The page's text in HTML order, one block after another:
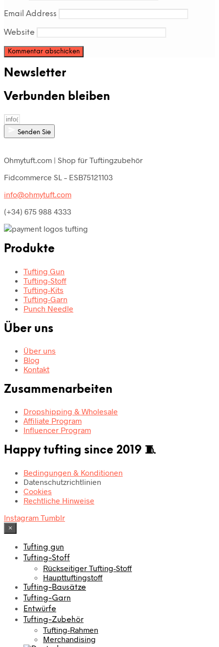
Email Address
Website
Newsletter
Verbunden bleiben
Senden Sie
Ohmytuft.com | Shop für Tuftingzubehör
Fidcommerce SL – ESB75121103
info@ohmytuft.com
(+34) 675 988 4333
Produkte
Tufting Gun
Tufting-Stoff
Tufting-Kits
Tufting-Garn
Punch Needle
Über uns
Über uns
Blog
Kontakt
Zusammenarbeiten
Dropshipping & Wholesale
Affiliate Program
Influencer Program
Happy tufting since 2019 🧵
Bedingungen & Konditionen
Datenschutzrichtlinien
Cookies
Rechtliche Hinweise
Instagram Tumblr
×
Tufting gun
Tufting-Stoff
Rückseitiger Tufting-Stoff
Haupttuftingstoff
Tufting-Bausätze
Tufting-Garn
Entwürfe
Tufting-Zubehör
Tufting-Rahmen
Merchandising